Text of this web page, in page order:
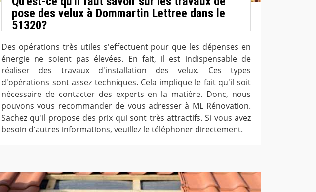
pose des velux à Dommartin Lettree dans le
51320?
Des opérations très utiles s'effectuent pour que les dépenses en
énergie ne soient pas élevées. En fait, il est indispensable de
réaliser des travaux d'installation des velux. Ces types
d'opérations sont assez techniques. Cela implique le fait qu'il soit
nécessaire de contacter des experts en la matière. Donc, nous
pouvons vous recommander de vous adresser à ML Rénovation.
Sachez qu'il propose des prix qui sont très attractifs. Si vous avez
besoin d'autres informations, veuillez le téléphoner directement.